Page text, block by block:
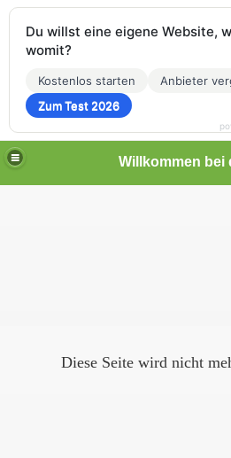
Diese Seite wird nicht
Du willst eine eigene Website,
womit?
Kostenlos starten
Anbieter
Zum Test 2026